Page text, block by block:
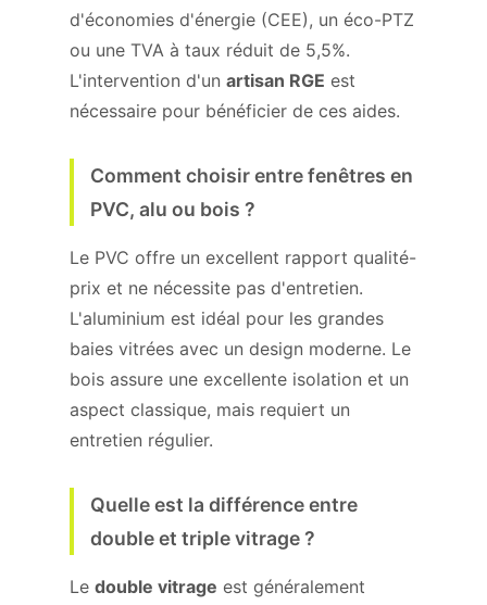
d'économies d'énergie (CEE), un éco-PTZ
ou une TVA à taux réduit de 5,5%.
L'intervention d'un artisan RGE est
nécessaire pour bénéficier de ces aides.
Comment choisir entre fenêtres en
PVC, alu ou bois ?
Le PVC offre un excellent rapport qualité-
prix et ne nécessite pas d'entretien.
L'aluminium est idéal pour les grandes
baies vitrées avec un design moderne. Le
bois assure une excellente isolation et un
aspect classique, mais requiert un
entretien régulier.
Quelle est la différence entre
double et triple vitrage ?
Le double vitrage est généralement